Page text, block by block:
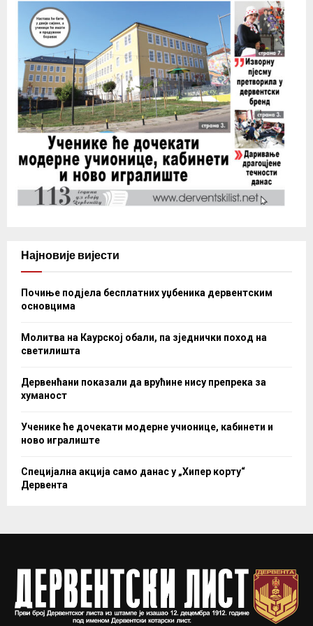
Најновије вијести
Почиње подјела бесплатних уџбеника дервентским
основцима
Молитва на Каурској обали, па зједнички поход на
светилишта
Дервенћани показали да врућине нису препрека за
хуманост
Ученике ће дочекати модерне учионице, кабинети и
ново игралиште
Специјална акција само данас у „Хипер корту“
Дервента